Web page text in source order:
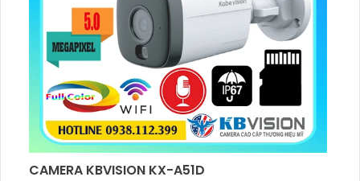
CAMERA KBVISION KX-A51D